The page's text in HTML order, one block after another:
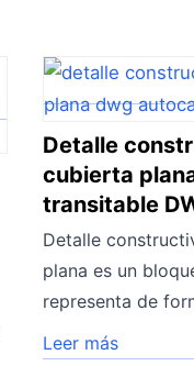
Detalle
cubierta
transitable
Detalle
plana es un
representa de
Leer más